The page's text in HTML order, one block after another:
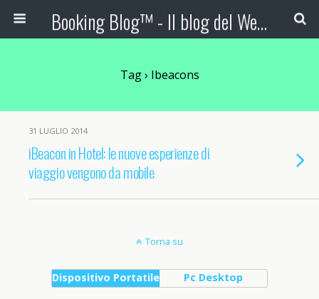
Booking Blog™ - Il blog del Web Marketing Turistico
Tag › Ibeacons
31 LUGLIO 2014
iBeacon in Hotel: le nuove esperienze di
viaggio vengono da mobile
Torna su
Dispositivo Portatile Pc Desktop